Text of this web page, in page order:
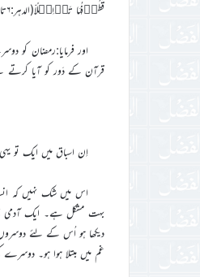
قُطُوۡفُہَا تَذۡلِیۡلًاّ(الدہر:۶تا۱۵)
اور فرمایا:رمضان کو
قرآن کے دَور کو آیا کرتے
اِن اسباق میں ایک تو
اس میں شک نہیں کہ
بہت مشکل ہے۔ ایک آدمی
دیکھا ہو اُس کے لئے
غم میں مبتلا ہوا ہو۔